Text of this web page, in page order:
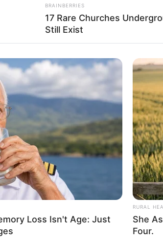
kostenlos eintragen:
schon seit Jahrtausenden bei der
Die mussten die Abstammungslehre
Impressum & Kontakt
Auf Quermania werben
BRAINBERRIES
17 Rare Churches
Still Exist
Loss Isn't Age: Just
RURAL
She
Four.